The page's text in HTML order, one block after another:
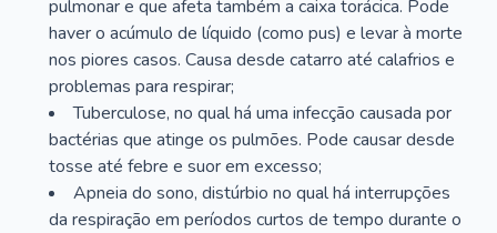
pulmonar e que afeta também a caixa torácica. Pode
haver o acúmulo de líquido (como pus) e levar à morte
nos piores casos. Causa desde catarro até calafrios e
problemas para respirar;
Tuberculose, no qual há uma infecção causada por
bactérias que atinge os pulmões. Pode causar desde
tosse até febre e suor em excesso;
Apneia do sono, distúrbio no qual há interrupções
da respiração em períodos curtos de tempo durante o